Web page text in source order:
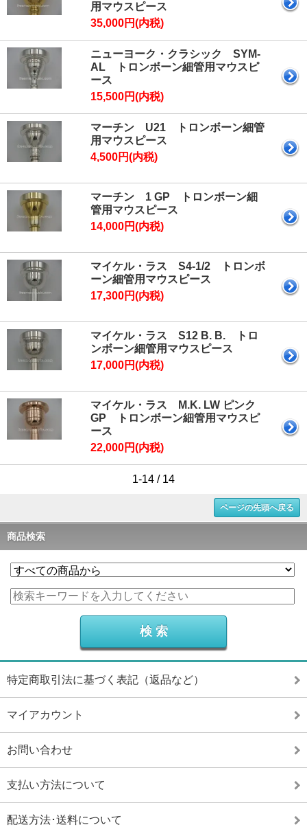
用マウスピース
35,000円(内税)
ニューヨーク・クラシック SYM-
AL トロンボーン細管用マウスピ
ース
15,500円(内税)
マーチン U21 トロンボーン細管
用マウスピース
4,500円(内税)
マーチン 1 GP トロンボーン細
管用マウスピース
14,000円(内税)
マイケル・ラス S4-1/2 トロンボ
ーン細管用マウスピース
17,300円(内税)
マイケル・ラス S12 B. B. トロ
ンボーン細管用マウスピース
17,000円(内税)
マイケル・ラス M.K. LW ピンク
GP トロンボーン細管用マウスピ
ース
22,000円(内税)
1-14 / 14
ページの先頭へ戻る
商品検索
特定商取引法に基づく表記（返品など）
マイアカウント
お問い合わせ
支払い方法について
配送方法･送料について